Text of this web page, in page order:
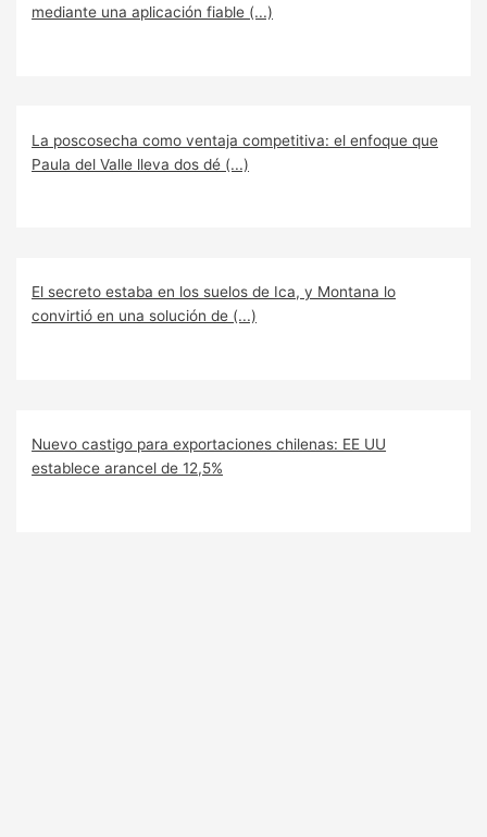
mediante una aplicación fiable (...)
La poscosecha como ventaja competitiva: el enfoque que
Paula del Valle lleva dos dé (...)
El secreto estaba en los suelos de Ica, y Montana lo
convirtió en una solución de (...)
Nuevo castigo para exportaciones chilenas: EE UU
establece arancel de 12,5%